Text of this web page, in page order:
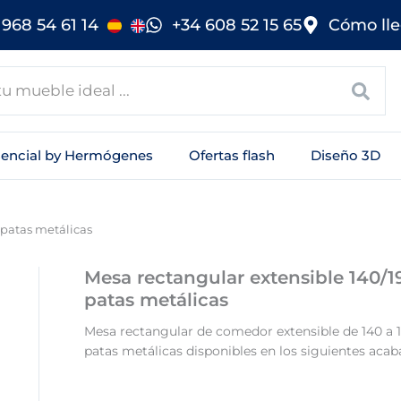
968 54 61 14 +34 608 52 15 65 Cómo
by Hermógenes Ofertas flash Diseño 3D
metálicas
Mesa rectangular extensible 140/
patas metálicas
Mesa rectangular de comedor extensible de 140 a
patas metálicas disponibles en los siguientes